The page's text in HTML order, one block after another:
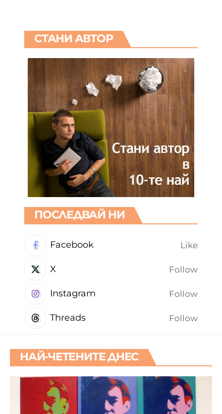
СТАНИ АВТОР
ПОСЛЕДВАЙ НИ
Facebook Like
X Follow
Instagram Follow
Threads Follow
НАЙ-ЧЕТЕНИТЕ ДНЕС